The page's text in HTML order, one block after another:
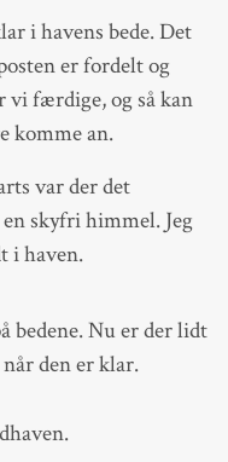
i havens bede. Det
er fordelt og
vi færdige, og så kan
komme an.
var der det
skyfri himmel. Jeg
i haven.
bedene. Nu er der lidt
den er klar.